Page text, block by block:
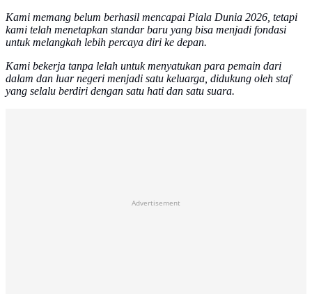
Kami memang belum berhasil mencapai Piala Dunia 2026, tetapi
kami telah menetapkan standar baru yang bisa menjadi fondasi
untuk melangkah lebih percaya diri ke depan.
Kami bekerja tanpa lelah untuk menyatukan para pemain dari
dalam dan luar negeri menjadi satu keluarga, didukung oleh staf
yang selalu berdiri dengan satu hati dan satu suara.
Advertisement